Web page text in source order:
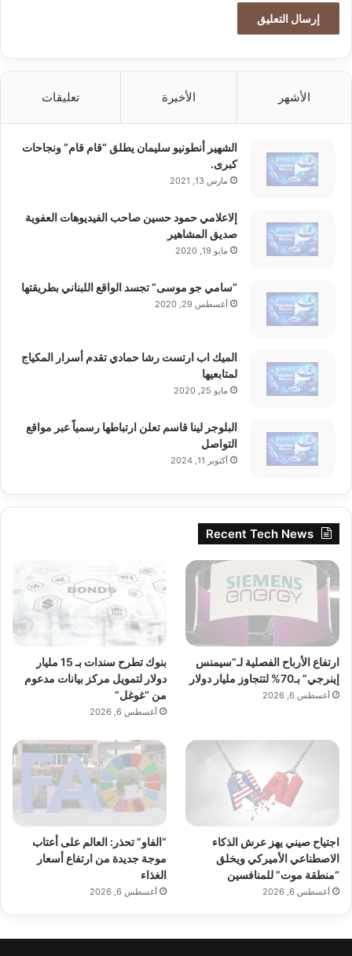
الأشهر الأخيرة تعليقات
الشهير أنطونيو سليمان يطلق “قام قام” ونجاحات
كبرى.
مارس 13, 2021
إلاعلامي حمود حسين صاحب الفيديوهات العفوية
صديق المشاهير
مايو 19, 2020
“سامي جو موسى” تجسد الواقع اللبناني بطريقتها
أغسطس 29, 2020
الميك اب ارتست رشا حمادي تقدم أسرار المكياج
لمتابعيها
مايو 25, 2020
البلوجر لينا قاسم تعلن ارتباطها رسمياً عبر مواقع
التواصل
أكتوبر 11, 2024
Recent Tech News
ارتفاع الأرباح الفصلية لـ”سيمنس
إينرجي” بـ70% لتتجاوز مليار دولار
أغسطس 6, 2026
بنوك تطرح سندات بـ 15 مليار
دولار لتمويل مركز بيانات مدعوم
من “غوغل”
أغسطس 6, 2026
اجتياح صيني يهز عرش الذكاء
الاصطناعي الأميركي ويخلق
“منطقة موت” للمنافسين
أغسطس 6, 2026
“الفاو” تحذر: العالم على أعتاب
موجة جديدة من ارتفاع أسعار
الغذاء
أغسطس 6, 2026